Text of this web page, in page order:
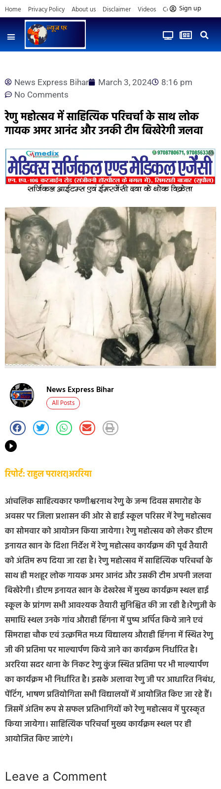
Home Privacy Policy About us Disclaimer Videos Contact us
Sign up
News Express Bihar March 3, 2024
8:16 pm
No Comments
रेणु महोत्सव में साहित्यिक परिचर्चा के साथ लोक
गायक अमर आनंद और उनकी टीम बिखेरेगी जलवा
News Express Bihar
All Posts
रिपोर्ट: राहुल पराशर|अररिया
आंचलिक साहित्यकार फणीश्वरनाथ रेणु के जन्म दिवस समारोह के
अवसर पर जिला प्रशासन की ओर से हाई स्कूल परिसर में रेणु महोत्सव
का सोमवार को आयोजन किया जायेगा। रेणु महोत्सव को लेकर डीएम
इनायत खान के दिशा निर्देश में रेणु महोत्सव कार्यक्रम की पूर्व तैयारी
को अंतिम रूप दिया जा रहा है। रेणु महोत्सव में साहित्यिक परिचर्चा के
साथ ही मशहूर लोक गायक अमर आनंद और उसकी टीम अपनी जलवा
बिखेरेगी। डीएम इनायत खान के देखरेख में मुख्य कार्यक्रम स्थल हाई
स्कूल के प्रांगण सभी आवश्यक तैयारी सुनिश्चित की जा रही है।रेणुजी के
समाधि स्थल उनके गांव औराही हिंगना में पुष्प अर्पित किये जाने एवं
सिमराहा चौक एवं उत्क्रमित मध्य विद्यालय औराही हिंगना में स्थित रेणु
जी की प्रतिमा पर माल्यार्पण किये जाने का कार्यक्रम निर्धारित है।
अररिया सदर थाना के निकट रेणु कुंज स्थित प्रतिमा पर भी माल्यार्पण
का कार्यक्रम भी निर्धारित है। इसके अलावा रेणु जी पर आधारित निबंध,
पेंटिंग, भाषण प्रतियोगिता सभी विद्यालयों में आयोजित किए जा रहे हैं।
जिसमें अंतिम रूप से सफल प्रतिभागियों को रेणु महोत्सव में पुरस्कृत
किया जायेगा। साहित्यिक परिचर्चा मुख्य कार्यक्रम स्थल पर ही
आयोजित किए जाएंगे।
Leave a Comment